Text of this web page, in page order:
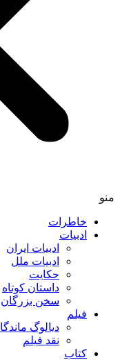
منو
خاطرات
ادبیات
ادبیات ایران
ادبیات ملل
حکایت
داستان کوتاه
سخن بزرگان
فیلم
دیالوگ
نقد فیلم
کتاب